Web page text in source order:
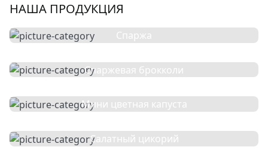
НАША ПРОДУКЦИЯ
Спаржа
Спаржевая брокколи
Мини цветная капуста
Салатный цикорий